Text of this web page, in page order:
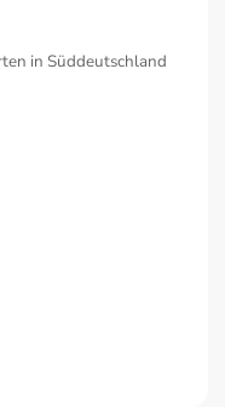
in Süddeutschland